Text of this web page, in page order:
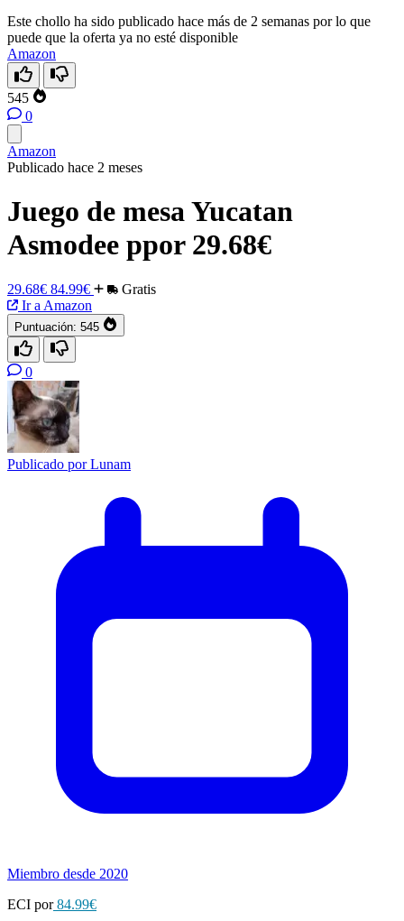
Este chollo ha sido publicado hace más de 2 semanas por lo que
puede que la oferta ya no esté disponible
Amazon
545
0
Amazon
Publicado hace 2 meses
Juego de mesa Yucatan
Asmodee ppor 29.68€
29.68€ 84.99€
Gratis
Ir a Amazon
Puntuación: 545
0
Publicado porLunam
Miembro desde 2020
ECI por84.99€